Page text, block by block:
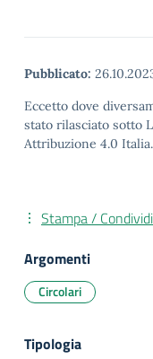
Pubblicato:
Eccetto dove
stato rilasciato sotto
Attribuzione 4.0 Italia.
Stampa / Condividi
Argomenti
Circolari
Tipologia